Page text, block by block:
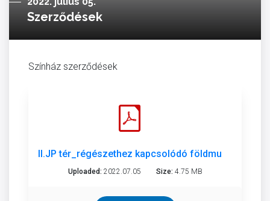
Szerződések
Színház szerződések
II.JP tér_régészethez kapcsolódó
Uploaded: 2022.07.05 Size: 4.75 MB